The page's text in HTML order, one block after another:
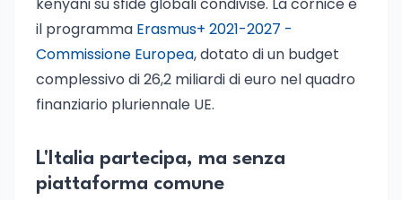
il programma Erasmus+ 2021-2027 -
Commissione Europea, dotato di un budget
complessivo di 26,2 miliardi di euro nel quadro
finanziario pluriennale UE.
L'Italia partecipa, ma senza
piattaforma comune